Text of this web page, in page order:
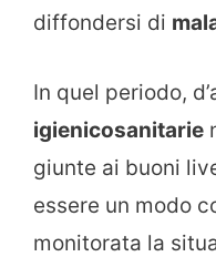
diffondersi di
In quel periodo,
igienicosanitarie
giunte ai buoni
essere un modo
monitorata la